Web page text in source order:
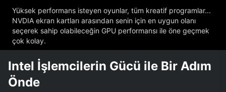
Yüksek performans isteyen oyunlar, tüm kreatif programlar...
NVDIA ekran kartları arasından senin için en uygun olanı
seçerek sahip olabileceğin GPU performansı ile öne geçmek
çok kolay.
Intel İşlemcilerin Gücü ile Bir Adım
Önde